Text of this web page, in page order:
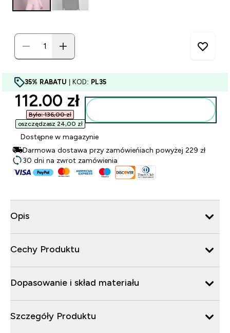
35% RABATU | KOD: PL35
discounted price
112.00 zł‎
Było: 136,00 zł‎
oszczędzasz 24,00 zł‎
Dostępne w magazynie
Darmowa dostawa przy zamówieńiach powyżej 229 zł
30 dni na zwrot zamówienia
Opis
Cechy Produktu
Dopasowanie i skład materiału
Szczegóły Produktu